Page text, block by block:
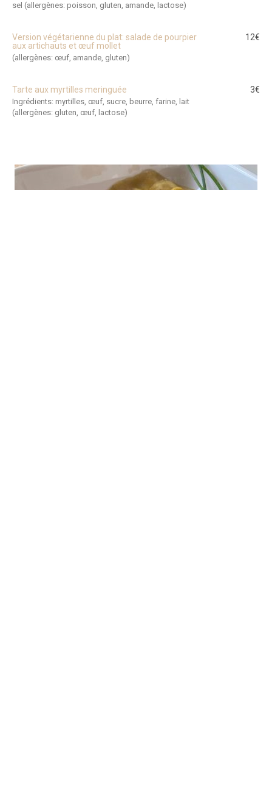
sel (allergènes: poisson, gluten, amande, lactose)
Version végétarienne du plat: salade de pourpier
aux artichauts et œuf mollet
(allergènes: œuf, amande, gluten)
12€
Tarte aux myrtilles meringuée
Ingrédients: myrtilles, œuf, sucre, beurre, farine, lait
(allergènes: gluten, œuf, lactose)
3€